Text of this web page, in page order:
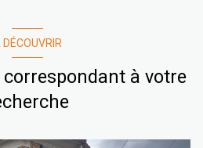
DÉCOUVRIR
correspondant à votre